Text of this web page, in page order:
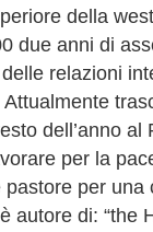
della
due anni di
relazioni
dell’anno
per la
per una
autore di: “the